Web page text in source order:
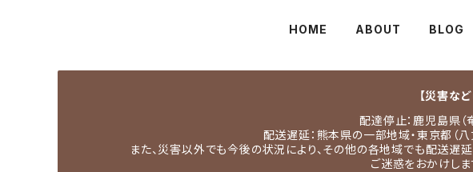
HOME ABOUT BLOG
【災害な
配達停止：鹿児島県（
配送遅延：熊本県の一部地域・東京都（
また、災害以外でも今後の状況により、その他の各地域でも配送遅
ご迷惑をおかけしま